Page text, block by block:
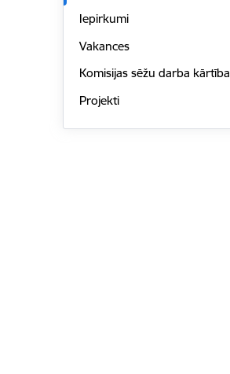
Iepirkumi
Vakances
Komisijas sēžu darba kārtība
Projekti